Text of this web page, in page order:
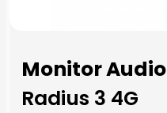
Monitor Audio
Radius 3 4G